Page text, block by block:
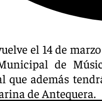
el 14 de
de
que además
de Antequera.